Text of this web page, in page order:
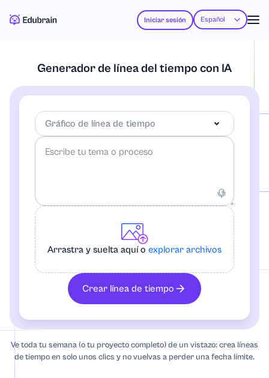
Iniciar sesión Español
Generador de línea del tiempo con IA
Gráfico de línea de tiempo
Mapa mental
Gráfico circular
Diagrama de secuencia
Arrastra y suelta aquí o explorar archivos
Crear línea de tiempo
Ve toda tu semana (o tu proyecto completo) de un vistazo: crea líneas
de tiempo en solo unos clics y no vuelvas a perder una fecha límite.